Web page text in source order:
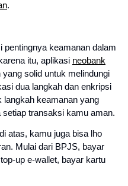
.
keamanan dalam
itu, aplikasi neobank
solid untuk melindungi
dua langkah dan enkripsi
langkah keamanan yang
transaksi kamu aman.
atas, kamu juga bisa lho
Mulai dari BPJS, bayar
up e-wallet, bayar kartu